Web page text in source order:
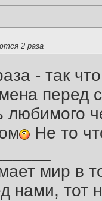
2 раза
- так
перед
любимого
Не то
мир в
нами, тот